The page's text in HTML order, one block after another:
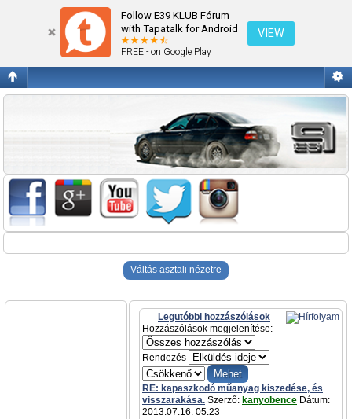
Follow E39 KLUB Fórum
with Tapatalk for Android
FREE - on Google Play
VIEW
BMW felújítások építések
Váltás asztali nézetre
Legutóbbi hozzászólások
Hozzászólások megjelenítése:
Rendezés
RE: kapaszkodó műanyag kiszedése, és
visszarakása. Szerző: kanyobence Dátum:
2013.07.16. 05:23